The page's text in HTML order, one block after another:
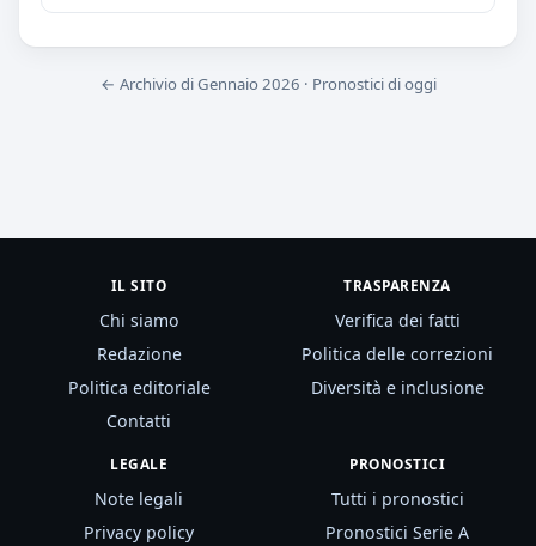
← Archivio di Gennaio 2026 · Pronostici di oggi
IL SITO
Chi siamo
Redazione
Politica editoriale
Contatti
TRASPARENZA
Verifica dei fatti
Politica delle correzioni
Diversità e inclusione
LEGALE
Note legali
Privacy policy
PRONOSTICI
Tutti i pronostici
Pronostici Serie A